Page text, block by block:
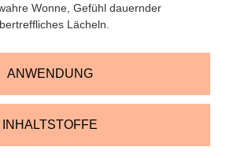
ANWENDUNG
INHALTSTOFFE
Wonne, Gefühl dauernder
Lächeln.